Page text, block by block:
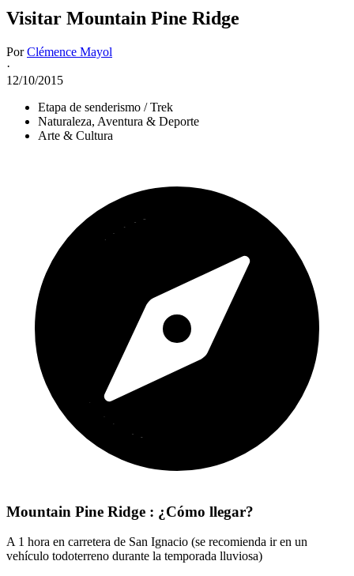
Visitar Mountain Pine Ridge
PorClémence Mayol
·
12/10/2015
Etapa de senderismo / Trek
Naturaleza, Aventura & Deporte
Arte & Cultura
Mountain Pine Ridge : ¿Cómo llegar?
A 1 hora en carretera de San Ignacio (se recomienda ir en un
vehículo todoterreno durante la temporada lluviosa)